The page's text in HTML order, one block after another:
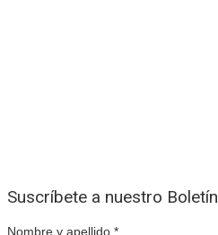
Suscríbete a nuestro Boletín
Nombre y apellido *